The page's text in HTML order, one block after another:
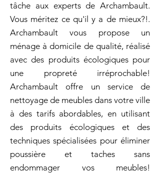
tâche aux experts de Archambault.
Vous méritez ce qu'il y a de mieux?!.
Archambault vous propose un
ménage à domicile de qualité, réalisé
avec des produits écologiques pour
une propreté irréprochable!
Archambault offre un service de
nettoyage de meubles dans votre ville
à des tarifs abordables, en utilisant
des produits écologiques et des
techniques spécialisées pour éliminer
poussière et taches sans
endommager vos meubles!